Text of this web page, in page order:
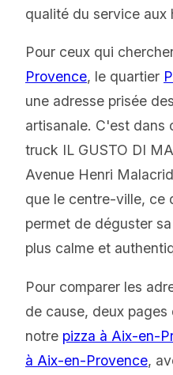
qualité du service aux
Pour ceux qui
Provence, le quartier
une adresse prisée
artisanale. C'est dans
truck IL GUSTO DI
Avenue Henri
que le centre-ville, ce
permet de déguster
plus calme et
Pour comparer les
de cause, deux
notre pizza à Aix-en-
à Aix-en-Provence,